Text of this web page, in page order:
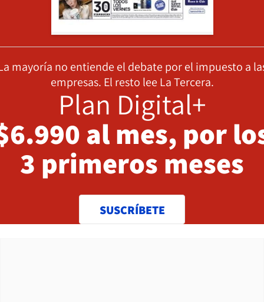
mayoría no entiende el debate por el impuesto a
empresas. El resto lee La Tercera.
Plan Digital+
al mes, por
3 primeros meses
SUSCRÍBETE